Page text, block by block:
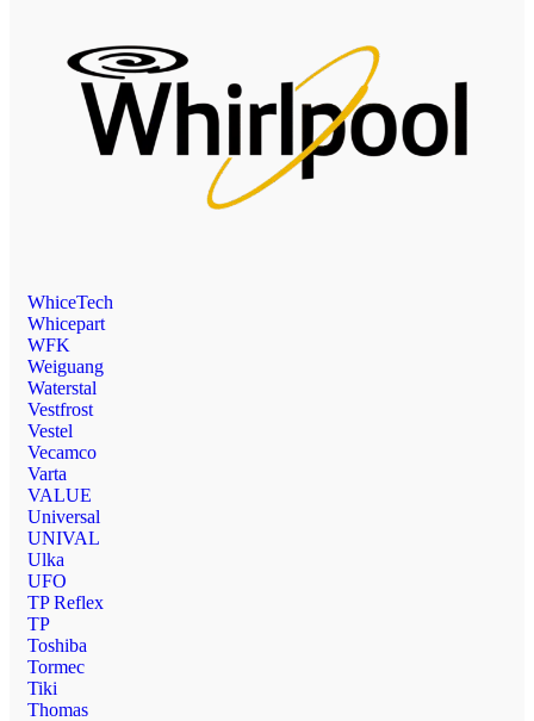
WhiceTech
Whicepart
WFK
Weiguang
Waterstal
Vestfrost
Vestel
Vecamco
Varta
VALUE
Universal
UNIVAL
Ulka
UFO
TP Reflex
TP
Toshiba
Tormec
Tiki
Thomas